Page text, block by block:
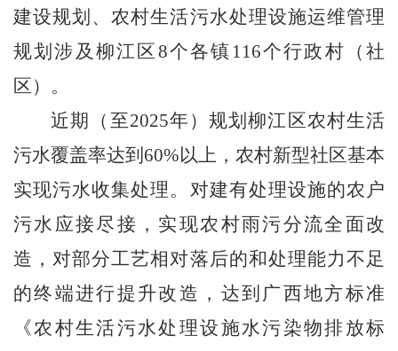
建设规划、农村生活污水处理设施运维管理
规划涉及柳江区8个各镇 116个行政村（社
区）。
近期（至2025年）规划柳江区农村生活
污水覆盖率达到 60%以上，农村新型社区基本
实现污水收集处理。对建有处理设施的农户
污水应接尽接，实现农村雨污分流全面改
造，对部分工艺相对落后的和处理能力不足
的终端进行提升改造，达到广西地方标准
《农村生活污水处理设施水污染物排放标